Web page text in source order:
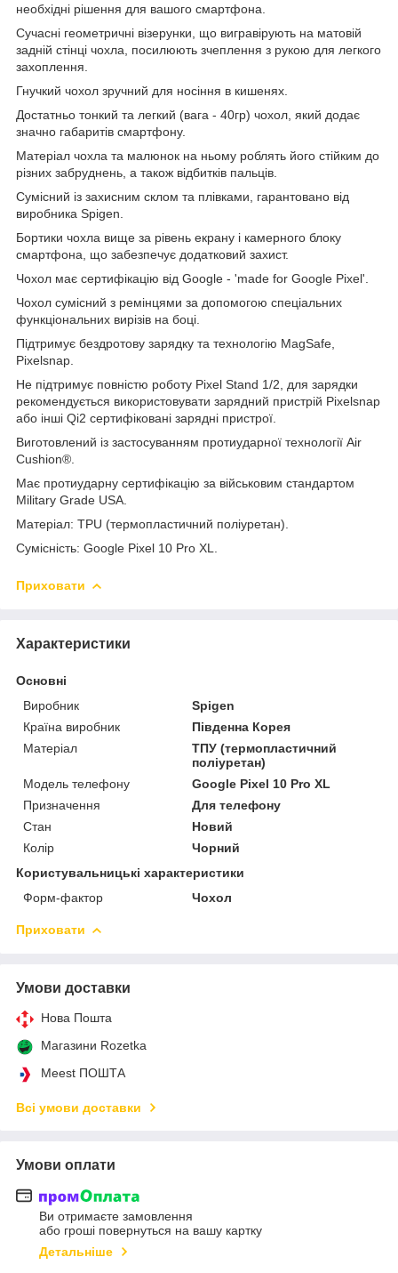
необхідні рішення для вашого смартфона.
Сучасні геометричні візерунки, що вигравірують на матовій
задній стінці чохла, посилюють зчеплення з рукою для легкого
захоплення.
Гнучкий чохол зручний для носіння в кишенях.
Достатньо тонкий та легкий (вага - 40гр) чохол, який додає
значно габаритів смартфону.
Матеріал чохла та малюнок на ньому роблять його стійким до
різних забруднень, а також відбитків пальців.
Сумісний із захисним склом та плівками, гарантовано від
виробника Spigen.
Бортики чохла вище за рівень екрану і камерного блоку
смартфона, що забезпечує додатковий захист.
Чохол має сертифікацію від Google - 'made for Google Pixel'.
Чохол сумісний з ремінцями за допомогою спеціальних
функціональних вирізів на боці.
Підтримує бездротову зарядку та технологію MagSafe,
Pixelsnap.
Не підтримує повністю роботу Pixel Stand 1/2, для зарядки
рекомендується використовувати зарядний пристрій Pixelsnap
або інші Qi2 сертифіковані зарядні пристрої.
Виготовлений із застосуванням протиударної технології Air
Cushion®.
Має протиударну сертифікацію за військовим стандартом
Military Grade USA.
Матеріал: TPU (термопластичний поліуретан).
Сумісність: Google Pixel 10 Pro XL.
Приховати
Характеристики
Основні
Виробник
Spigen
Країна виробник
Південна Корея
Матеріал
ТПУ (термопластичний
поліуретан)
Модель телефону
Google Pixel 10 Pro XL
Призначення
Для телефону
Стан
Новий
Колір
Чорний
Користувальницькі характеристики
Форм-фактор
Чохол
Приховати
Умови доставки
Нова Пошта
Магазини Rozetka
Meest ПОШТА
Всі умови доставки
Умови оплати
Ви отримаєте замовлення
або гроші повернуться на вашу картку
Детальніше